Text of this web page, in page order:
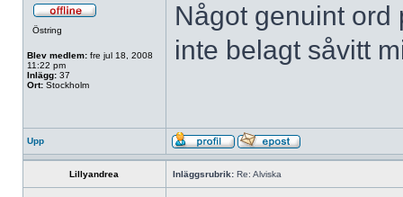
Östring
Blev medlem: fre jul 18, 2008
11:22 pm
Inlägg: 37
Ort: Stockholm
Något genuint ord
inte belagt såvitt
Upp
Lillyandrea Inläggsrubrik: Re: Alviska